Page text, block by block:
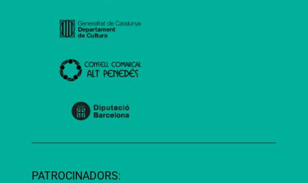
PATROCINADORS: